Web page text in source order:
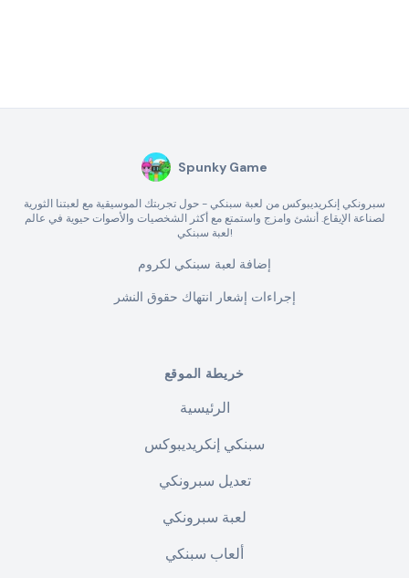
Spunky Game
سبرونكي إنكريديبوكس من لعبة سبنكي - حول تجربتك الموسيقية مع لعبتنا الثورية
لصناعة الإيقاع. أنشئ وامزج واستمتع مع أكثر الشخصيات والأصوات حيوية في عالم
لعبة سبنكي!
إضافة لعبة سبنكي لكروم
إجراءات إشعار انتهاك حقوق النشر
خريطة الموقع
الرئيسية
سبنكي إنكريديبوكس
تعديل سبرونكي
لعبة سبرونكي
ألعاب سبنكي